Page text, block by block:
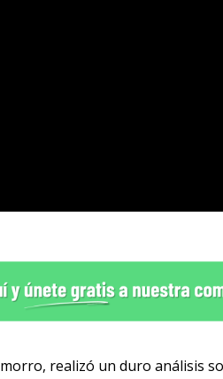
realizó un duro análisis